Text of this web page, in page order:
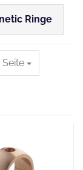
Ringe